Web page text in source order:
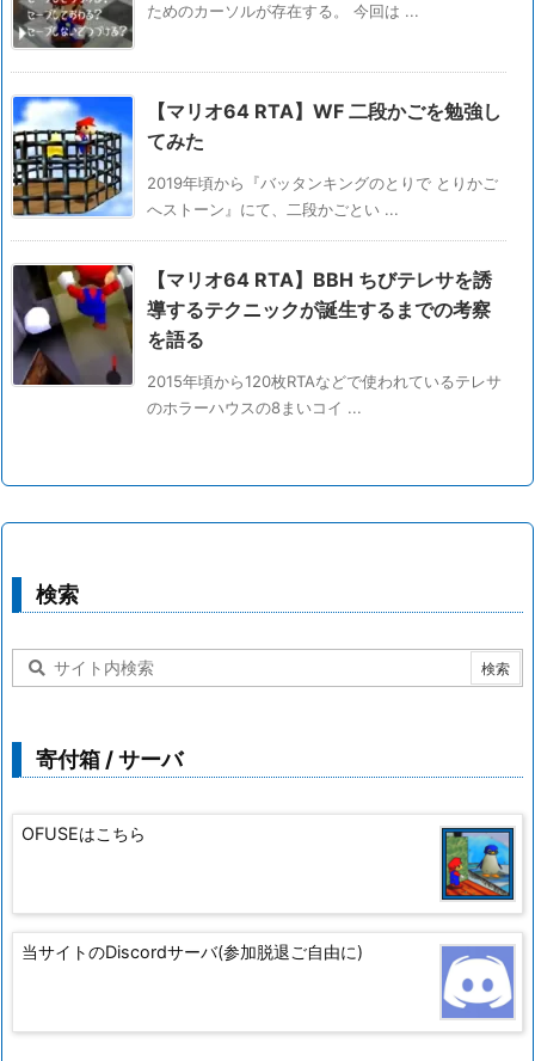
ためのカーソルが存在する。 今回は ...
【マリオ64 RTA】WF 二段かごを勉強し
てみた
2019年頃から『バッタンキングのとりで とりかご
へストーン』にて、二段かごとい ...
【マリオ64 RTA】BBH ちびテレサを誘
導するテクニックが誕生するまでの考察
を語る
2015年頃から120枚RTAなどで使われているテレサ
のホラーハウスの8まいコイ ...
検索
寄付箱 / サーバ
OFUSEはこちら
当サイトのDiscordサーバ(参加脱退ご自由に)